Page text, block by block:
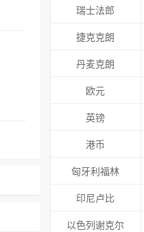
瑞士法郎
捷克克朗
丹麦克朗
欧元
英镑
港币
匈牙利福林
印尼卢比
以色列谢克尔